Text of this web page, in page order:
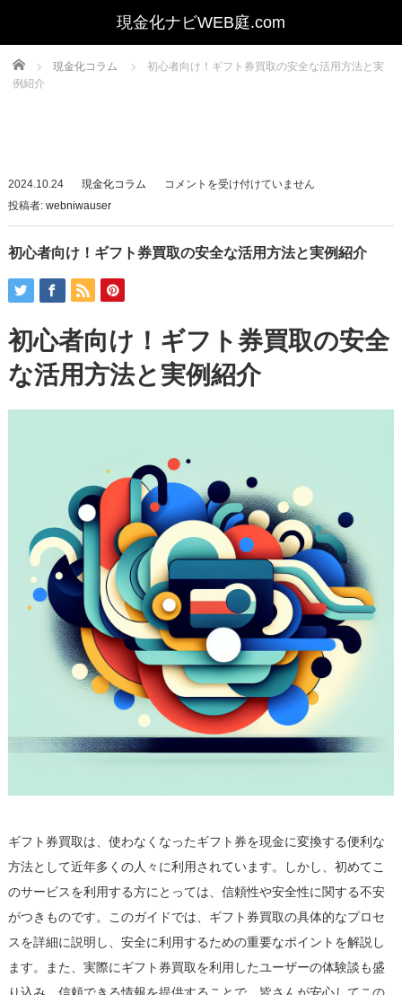
Home 現金化コラム
初心者向け！ギフト券買取の安全な活用方法と実
例紹介
2024.10.24 現金化コラム
初
者
向
ト
券
買
全
な
活
用
方
法
と
実
例
介
は
コメントを受け付けていません
投稿者: webniwauser
初心者向け！ギフト券買取の安全な活用方法と実例紹介
初心者向け！ギフト券買取の安全
な活用方法と実例紹介
ギフト券買取は、使わなくなったギフト券を現金に変換する便利な
方法として近年多くの人々に利用されています。しかし、初めてこ
のサービスを利用する方にとっては、信頼性や安全性に関する不安
がつきものです。このガイドでは、ギフト券買取の具体的なプロセ
スを詳細に説明し、安全に利用するための重要なポイントを解説し
ます。また、実際にギフト券買取を利用したユーザーの体験談も盛
り込み、信頼できる情報を提供することで、皆さんが安心してこの